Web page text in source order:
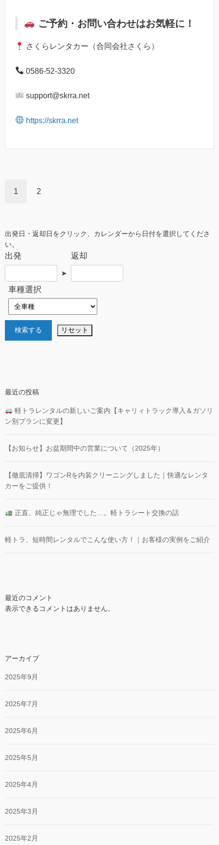
ご予約・お問い合わせはお気軽に！
さくらレンタカー（合同会社さくら）
0586-52-3320
support@skrra.net
https://skrra.net
1 2
出発日・返却日をクリック、カレンダーから日付を選択してくださ
い。
出発
➤
返却
車種選択
最近の投稿
軽トラレンタルの新しいご案内【キャリィトラック導入＆ガソリ
ン別プランに変更】
【お知らせ】お盆期間中の営業について（2025年）
【徹底清掃】ワゴンRを内装クリーニングしました｜快適なレンタ
カーをご提供！
正直、純正じゃ無理でした…。軽トラシート交換の話
軽トラ、短時間レンタルでこんな使い方！｜お客様の実例をご紹介
最近のコメント
表示できるコメントはありません。
アーカイブ
2025年9月
2025年7月
2025年6月
2025年5月
2025年4月
2025年3月
2025年2月